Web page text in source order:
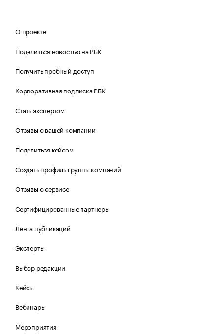
О проекте
Поделиться новостью на РБК
Получить пробный доступ
Корпоративная подписка РБК
Стать экспертом
Отзывы о вашей компании
Поделиться кейсом
Создать профиль группы компаний
Отзывы о сервисе
Сертифицированные партнеры
Лента публикаций
Эксперты
Выбор редакции
Кейсы
Вебинары
Мероприятия